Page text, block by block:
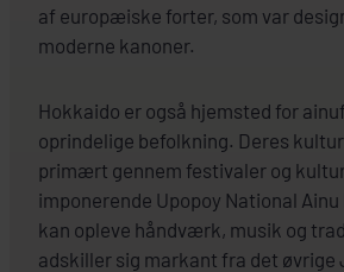
af europæiske forter, som var
moderne kanoner.
Hokkaido er også hjemsted for
oprindelige befolkning. Deres
primært gennem festivaler og
imponerende Upopoy National Ainu
kan opleve håndværk, musik og
adskiller sig markant fra det øvrige